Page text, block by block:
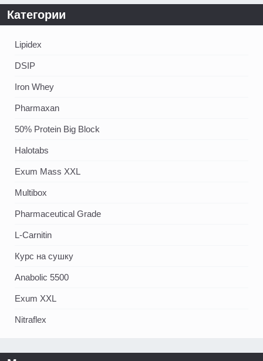
Категории
Lipidex
DSIP
Iron Whey
Pharmaxan
50% Protein Big Block
Halotabs
Exum Mass XXL
Multibox
Pharmaceutical Grade
L-Carnitin
Курс на сушку
Anabolic 5500
Exum XXL
Nitraflex